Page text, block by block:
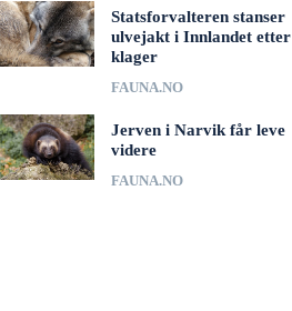
Statsforvalteren stanser
ulvejakt i Innlandet etter
klager
FAUNA.NO
Jerven i Narvik får leve
videre
FAUNA.NO